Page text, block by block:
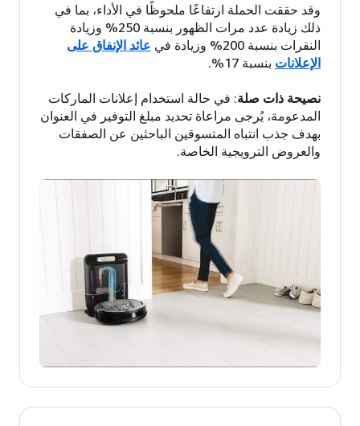
وقد حققت الحملة ارتفاعًا ملحوظًا في الأداء، بما في
ذلك زيادة عدد مرات الظهور بنسبة 250% وزيادة
النقرات بنسبة 200% وزيادة في
عائد الإنفاق على
الإعلانات بنسبة 17%.
نصيحة ذات صلة: في حالة استخدام إعلانات الماركات
المدعومة، يُرجى مراعاة تحديد مبلغ التوفير في العنوان
بهدف جذب انتباه المتسوقين الباحثين عن الصفقات
والعروض الترويجية الخاصة.